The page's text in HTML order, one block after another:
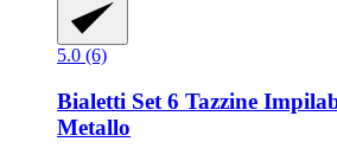
5.0 (6)
Bialetti Set 6 Tazzine
Metallo